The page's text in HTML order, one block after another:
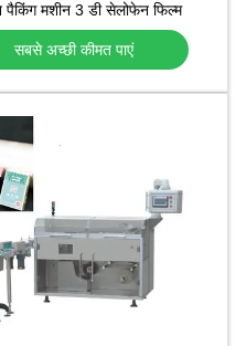
मशीन 3 डी सेलोफेन फिल्म
सबसे अच्छी कीमत पाएं